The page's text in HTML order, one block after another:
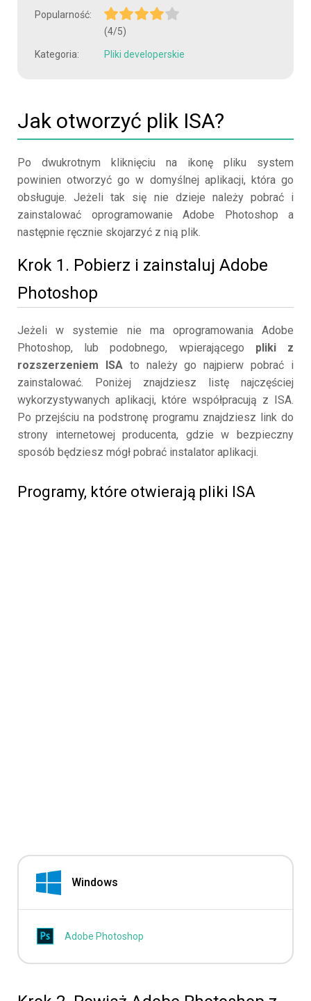
Popularność:
(4/5)
Kategoria: Pliki developerskie
Jak otworzyć plik ISA?
Po dwukrotnym kliknięciu na ikonę pliku system
powinien otworzyć go w domyślnej aplikacji, która go
obsługuje. Jeżeli tak się nie dzieje należy pobrać i
zainstalować oprogramowanie Adobe Photoshop a
następnie ręcznie skojarzyć z nią plik.
Krok 1. Pobierz i zainstaluj Adobe
Photoshop
Jeżeli w systemie nie ma oprogramowania Adobe
Photoshop, lub podobnego, wpierającego pliki z
rozszerzeniem ISAto należy go najpierw pobrać i
zainstalować. Poniżej znajdziesz listę najczęściej
wykorzystywanych aplikacji, które współpracują z ISA.
Po przejściu na podstronę programu znajdziesz link do
strony internetowej producenta, gdzie w bezpieczny
sposób będziesz mógł pobrać instalator aplikacji.
Programy, które otwierają pliki ISA
Windows
Adobe Photoshop